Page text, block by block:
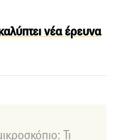
νέα έρευνα
Τι